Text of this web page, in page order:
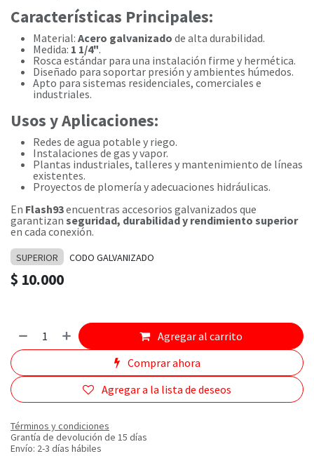
Características Principales:
Material: Acero galvanizado de alta durabilidad.
Medida: 1 1/4".
Rosca estándar para una instalación firme y hermética.
Diseñado para soportar presión y ambientes húmedos.
Apto para sistemas residenciales, comerciales e
industriales.
Usos y Aplicaciones:
Redes de agua potable y riego.
Instalaciones de gas y vapor.
Plantas industriales, talleres y mantenimiento de líneas
existentes.
Proyectos de plomería y adecuaciones hidráulicas.
En Flash93encuentras accesorios galvanizados que
garantizan seguridad, durabilidad y rendimiento superior
en cada conexión.
SUPERIOR CODO GALVANIZADO
$ 10.000
Agregar al carrito
Comprar ahora
Agregar a la lista de deseos
Términos y condiciones
Grantía de devolución de 15 días
Envío: 2-3 días hábiles